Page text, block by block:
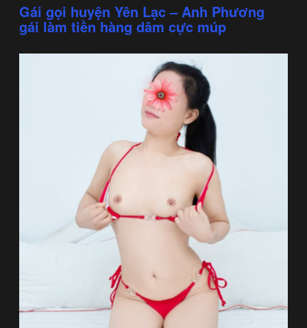
Gái gọi huyện Yên Lạc – Anh Phương
gái làm tiền hàng dâm cực múp